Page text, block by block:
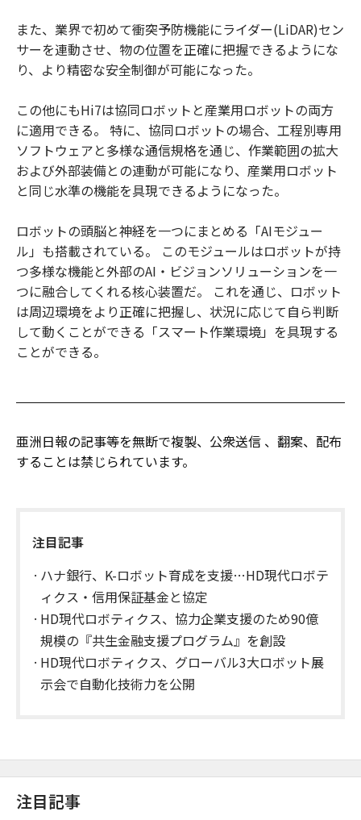
また、業界で初めて衝突予防機能にライダー(LiDAR)セン
サーを連動させ、物の位置を正確に把握できるようにな
り、より精密な安全制御が可能になった。
この他にもHi7は協同ロボットと産業用ロボットの両方
に適用できる。 特に、協同ロボットの場合、工程別専用
ソフトウェアと多様な通信規格を通じ、作業範囲の拡大
および外部装備との連動が可能になり、産業用ロボット
と同じ水準の機能を具現できるようになった。
ロボットの頭脳と神経を一つにまとめる「AIモジュー
ル」も搭載されている。 このモジュールはロボットが持
つ多様な機能と外部のAI・ビジョンソリューションを一
つに融合してくれる核心装置だ。 これを通じ、ロボット
は周辺環境をより正確に把握し、状況に応じて自ら判断
して動くことができる「スマート作業環境」を具現する
ことができる。
亜洲日報の記事等を無断で複製、公衆送信 、翻案、配布
することは禁じられています。
注目記事
ハナ銀行、K-ロボット育成を支援…HD現代ロボテ
ィクス・信用保証基金と協定
HD現代ロボティクス、協力企業支援のため90億
規模の『共生金融支援プログラム』を創設
HD現代ロボティクス、グローバル3大ロボット展
示会で自動化技術力を公開
注目記事